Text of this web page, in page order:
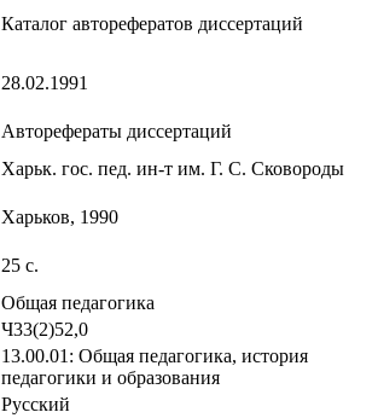
Каталог авторефератов диссертаций
28.02.1991
Авторефераты диссертаций
Харьк. гос. пед. ин-т им. Г. С. Сковороды
Харьков, 1990
25 с.
Общая педагогика
Ч33(2)52,0
13.00.01: Общая педагогика, история
педагогики и образования
Русский